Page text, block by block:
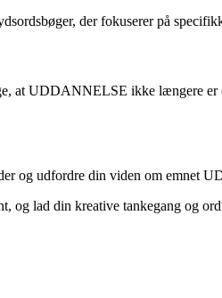
der fokuserer på
at UDDANNELSE ikke længere er
og udfordre din viden om emnet
og lad din kreative tankegang og